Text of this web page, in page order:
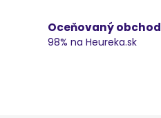
Oceňovaný obchod
98% na Heureka.sk